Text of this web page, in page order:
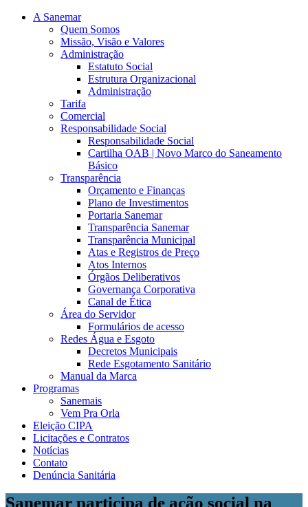
A Sanemar
Quem Somos
Missão, Visão e Valores
Administração
Estatuto Social
Estrutura Organizacional
Administração
Tarifa
Comercial
Responsabilidade Social
Responsabilidade Social
Cartilha OAB | Novo Marco do Saneamento
Básico
Transparência
Orçamento e Finanças
Plano de Investimentos
Portaria Sanemar
Transparência Sanemar
Transparência Municipal
Atas e Registros de Preço
Atos Internos
Órgãos Deliberativos
Governança Corporativa
Canal de Ética
Área do Servidor
Formulários de acesso
Redes Água e Esgoto
Decretos Municipais
Rede Esgotamento Sanitário
Manual da Marca
Programas
Sanemais
Vem Pra Orla
Eleição CIPA
Licitações e Contratos
Notícias
Contato
Denúncia Sanitária
Sanemar participa de ação social na